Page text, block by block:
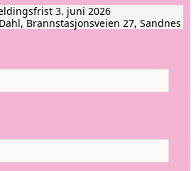
3. juni 2026
Brannstasjonsveien 27, Sandnes